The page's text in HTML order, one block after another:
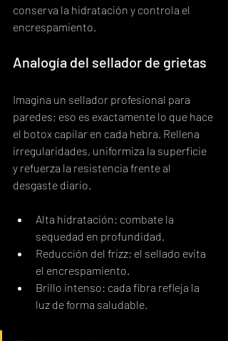
conserva la hidratación y controla el
encrespamiento.
Analogía del sellador de grietas
Imagina un sellador profesional para
paredes; eso es exactamente lo que hace
el botox capilar en cada hebra. Rellena
irregularidades, uniformiza la superficie
y refuerza la resistencia frente al
desgaste diario.
Alta hidratación: combate la
sequedad en profundidad.
Reducción del frizz: el sellado evita
el encrespamiento.
Brillo intenso: cada fibra refleja la
luz de forma saludable.